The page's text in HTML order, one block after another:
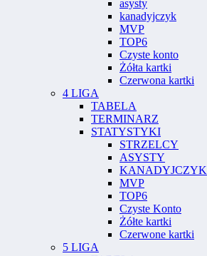
asysty
kanadyjczyk
MVP
TOP6
Czyste konto
Żółta kartki
Czerwona kartki
4 LIGA
TABELA
TERMINARZ
STATYSTYKI
STRZELCY
ASYSTY
KANADYJCZYK
MVP
TOP6
Czyste Konto
Żółte kartki
Czerwone kartki
5 LIGA